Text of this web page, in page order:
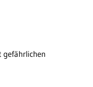
gefährlichen